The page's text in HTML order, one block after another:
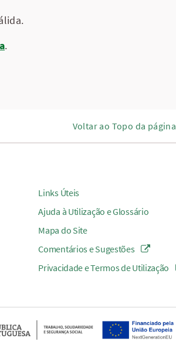
.
Voltar ao Topo da página
Links Úteis
Ajuda à Utilização e Glossário
Mapa do Site
Comentários e Sugestões
Privacidade e Termos de Utilização